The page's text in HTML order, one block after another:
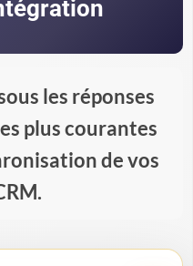
les réponses
plus courantes
de vos